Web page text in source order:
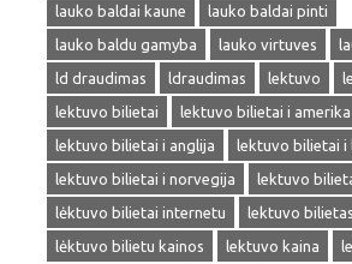
lauko baldai kaune
lauko baldai pinti
lauko baldu gamyba
lauko virtuves
ld draudimas
ldraudimas lektuvo
lektuvo bilietai
lektuvo bilietai i amerika
lektuvo bilietai i anglija
lektuvo bilietai i
lektuvo bilietai i norvegija
lektuvo
lėktuvo bilietai internetu
lektuvo bilietas
lėktuvo bilietu kainos
lektuvo kaina